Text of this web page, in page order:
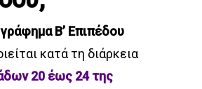
Β’ Επιπέδου
κατά τη διάρκεια
20 έως 24 της